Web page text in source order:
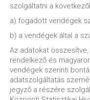
szolgáltatni a
a) fogadott vendégek
b) a vendégek által a
Az adatokat
rendelkező és
vendégek szerinti
adatszolgáltatás
jegyző a részére